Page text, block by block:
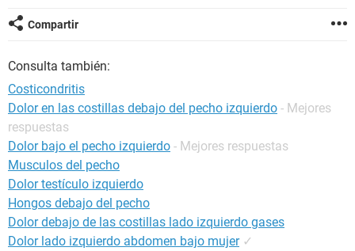
Compartir
Consulta también:
Costicondritis
Dolor en las costillas debajo del pecho izquierdo - Mejores
respuestas
Dolor bajo el pecho izquierdo - Mejores respuestas
Musculos del pecho
Dolor testículo izquierdo
Hongos debajo del pecho
Dolor debajo de las costillas lado izquierdo gases
Dolor lado izquierdo abdomen bajo mujer ✓